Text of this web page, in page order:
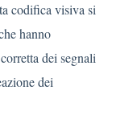
codifica visiva si
hanno
dei segnali
dei